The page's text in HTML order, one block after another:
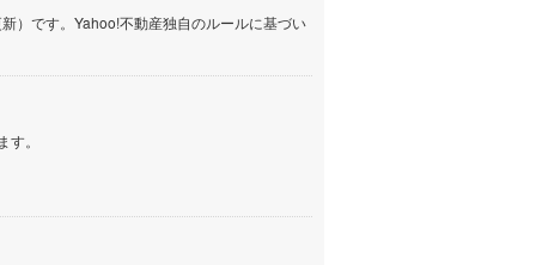
）です。Yahoo!不動産独自のルールに基づい
。